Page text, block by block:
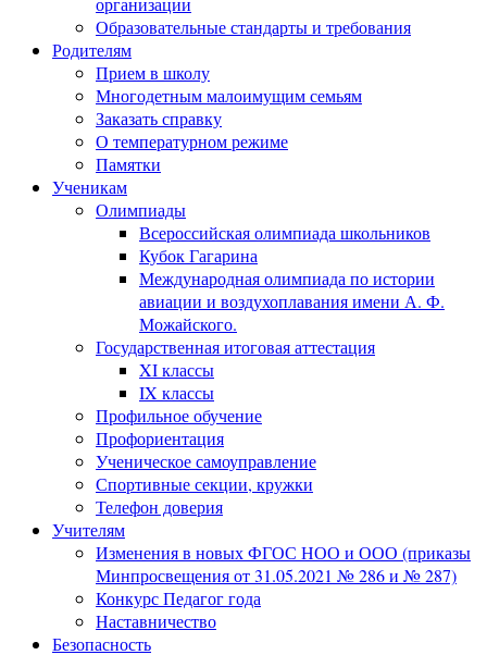
Образовательные стандарты и требования
Родителям
Прием в школу
Многодетным малоимущим семьям
Заказать справку
О температурном режиме
Памятки
Ученикам
Олимпиады
Всероссийская олимпиада школьников
Кубок Гагарина
Международная олимпиада по истории
авиации и воздухоплавания имени А. Ф.
Можайского.
Государственная итоговая аттестация
XI классы
IX классы
Профильное обучение
Профориентация
Ученическое самоуправление
Спортивные секции, кружки
Телефон доверия
Учителям
Изменения в новых ФГОС НОО и ООО (приказы
Минпросвещения от 31.05.2021 № 286 и № 287)
Конкурс Педагог года
Наставничество
Безопасность